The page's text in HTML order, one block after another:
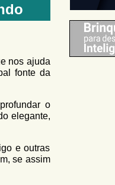
nos ajuda
fonte da
o
elegante,
e outras
se assim